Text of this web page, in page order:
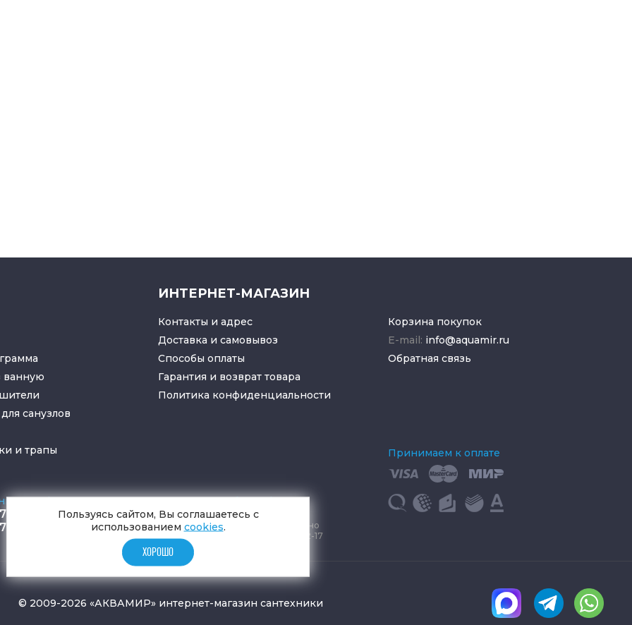
ванную
санузлов
и трапы
ИНТЕРНЕТ-МАГАЗИН
Контакты и адрес
Доставка и самовывоз
Способы оплаты
Гарантия и возврат товара
Политика конфиденциальности
Корзина покупок
E-mail: info@aquamir.ru
Обратная связь
телефоны
77-65
11-67
Время работы офиса
ПН-ВС 9:00 - 19:00
Прием заказов круглосуточно
Самовывоз ПН-СБ 9-19, ВС 12-17
Принимаем к оплате
© 2009-2026 «АКВАМИР» интернет-магазин сантехники
Пользуясь сайтом, Вы соглашаетесь с
использованием cookies.
ХОРОШО